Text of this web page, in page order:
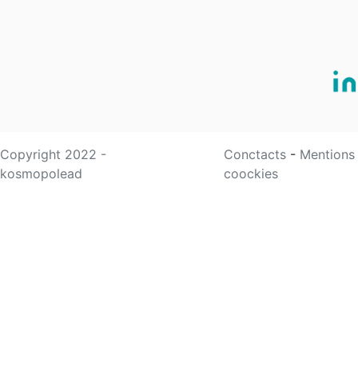
Copyright 2022 -
kosmopolead
Conctacts -
coockies